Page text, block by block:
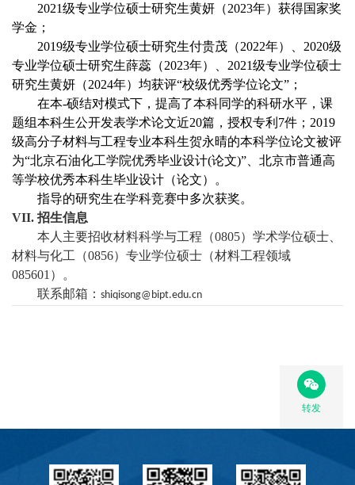
2021级专业学位硕士研究生黄妍（2023年）获得国家奖
学金；
2019级专业学位硕士研究生付贵茂（2022年）、 2020级
专业学位硕士研究生薛蕊（2023年）、 2021级专业学位硕士
研究生黄妍（2024年）均获评“校级优秀学位论文”；
在本-硕结对模式下，提高了本科同学的科研水平，课
题组本科生公开发表学术论文近20篇，授权专利 7件； 2019
级高分子材料与工程专业本科生贺永晴的本科学位论文被评
为“北京石油化工学院优秀毕业设计(论文)”、北京市普通高
等学校优秀本科生毕业设计（论文）。
指导的研究生在学科竞赛中多次获奖。
VII. 招生信息
本人主要招收材料科学与工程（0805）学术学位硕士、
材料与化工（0856）专业学位硕士（材料工程领域
085601 ）。
联系邮箱： shiqisong@bipt.edu.cn
转发